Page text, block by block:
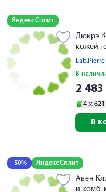
Яндекс Сплит
Дюкрэ
кожей
В
2 483
4 × 621
В
-50% Яндекс Сплит
Авен
и комб.